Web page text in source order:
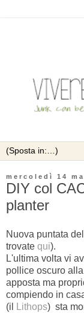
mercoledì 14
DIY col
planter
Nuova puntata
trovate qui).
L'ultima volta vi
pollice oscuro
apposta ma
compiendo in
(il
Lithops) sta